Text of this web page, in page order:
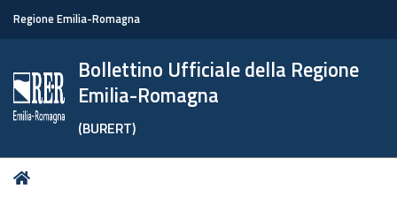
Regione Emilia-Romagna
Bollettino Ufficiale della Regione
Emilia-Romagna
(BURERT)
Tu